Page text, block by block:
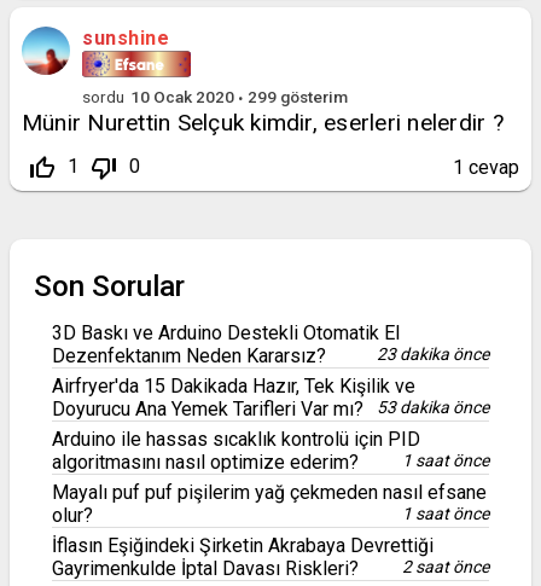
sunshine
sordu 10 Ocak 2020 299 gösterim
Münir Nurettin Selçuk kimdir, eserleri nelerdir ?
thumb_up_off_alt 1 thumb_down_off_alt 0 1 cevap
Son Sorular
3D Baskı ve Arduino Destekli Otomatik El
Dezenfektanım Neden Kararsız?
23 dakika önce
Airfryer'da 15 Dakikada Hazır, Tek Kişilik ve
Doyurucu Ana Yemek Tarifleri Var mı?
53 dakika önce
Arduino ile hassas sıcaklık kontrolü için PID
algoritmasını nasıl optimize ederim?
1 saat önce
Mayalı puf puf pişilerim yağ çekmeden nasıl efsane
olur?
1 saat önce
İflasın Eşiğindeki Şirketin Akrabaya Devrettiği
Gayrimenkulde İptal Davası Riskleri?
2 saat önce